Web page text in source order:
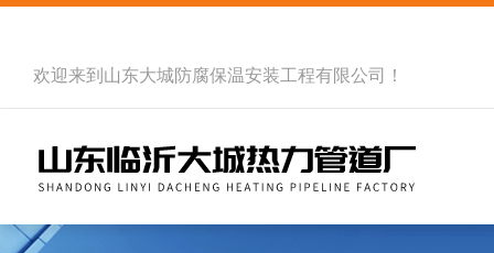
欢迎来到 山东大城防腐保温安装工程有限公司 ！